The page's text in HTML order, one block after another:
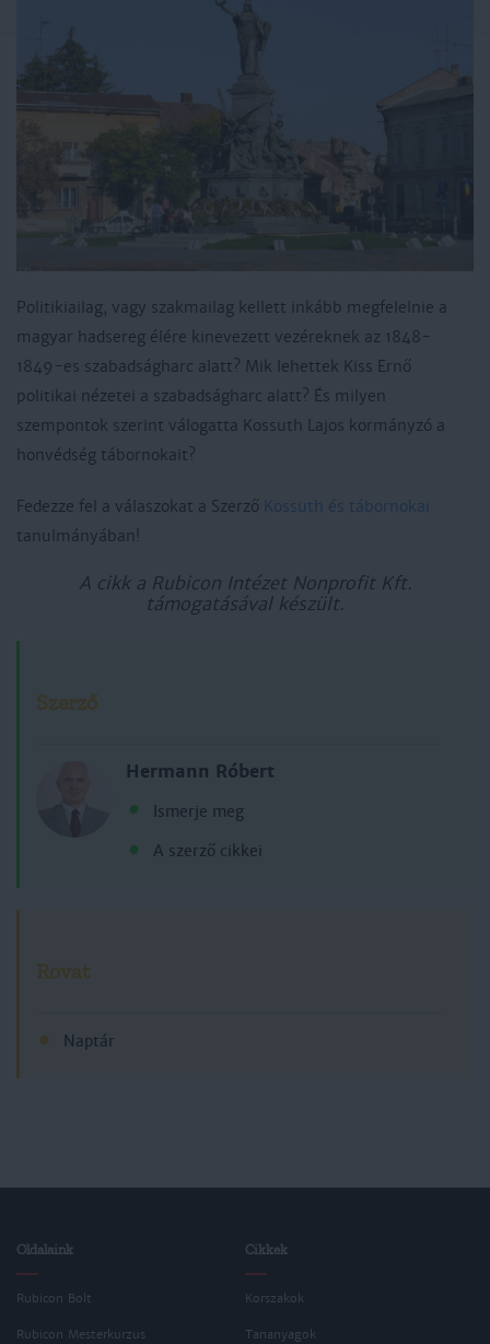
Politikiailag, vagy szakmailag kellett inkább megfelelnie a
magyar hadsereg élére kinevezett vezéreknek az 1848-
1849-es szabadságharc alatt? Mik lehettek Kiss Ernő
politikai nézetei a szabadságharc alatt? És milyen
szempontok szerint válogatta Kossuth Lajos kormányzó a
honvédség tábornokait?
Fedezze fel a válaszokat a Szerző Kossuth és tábornokai
tanulmányában!
A cikk a Rubicon Intézet Nonprofit Kft.
támogatásával készült.
Szerző
Hermann Róbert
Ismerje meg
A szerző cikkei
Rovat
Naptár
Oldalaink
Rubicon Bolt
Rubicon Mesterkurzus
Cikkek
Korszakok
Tananyagok